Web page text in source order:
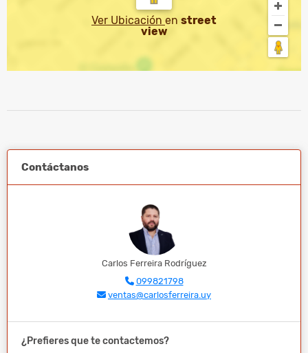
Ver Ubicación en street
view
Contáctanos
Carlos Ferreira Rodríguez
099821798
ventas@carlosferreira.uy
¿Prefieres que te contactemos?